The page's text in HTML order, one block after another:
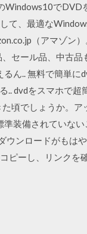
Windows10でDVD
て、最適な
（アマゾン
セール品、中古品
ん.. 無料で簡単に
.. dvdをスマホで超
頃でしょうか。ア
装備されていない
ンロードがもはや
ピーし、リンクを